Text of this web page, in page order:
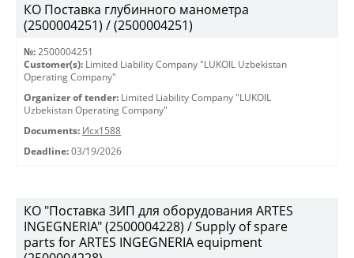
КО Поставка глубинного манометра
(2500004251) / (2500004251)
№: 2500004251
Customer(s): Limited Liability Company "LUKOIL Uzbekistan
Operating Company"
Organizer of tender: Limited Liability Company "LUKOIL
Uzbekistan Operating Company"
Documents: Исх1588
Deadline: 03/19/2026
КО "Поставка ЗИП для оборудования ARTES
INGEGNERIA" (2500004228) / Supply of spare
parts for ARTES INGEGNERIA equipment